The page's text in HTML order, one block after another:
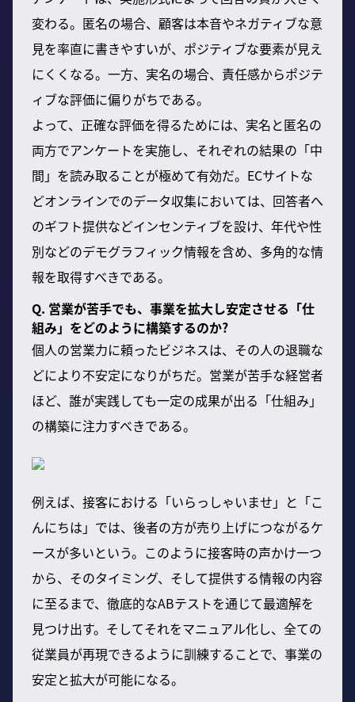
変わる。匿名の場合、顧客は本音やネガティブな意
見を率直に書きやすいが、ポジティブな要素が見え
にくくなる。一方、実名の場合、責任感からポジテ
ィブな評価に偏りがちである。
よって、正確な評価を得るためには、実名と匿名の
両方でアンケートを実施し、それぞれの結果の「中
間」を読み取ることが極めて有効だ。ECサイトな
どオンラインでのデータ収集においては、回答者へ
のギフト提供などインセンティブを設け、年代や性
別などのデモグラフィック情報を含め、多角的な情
報を取得すべきである。
Q. 営業が苦手でも、事業を拡大し安定させる「仕
組み」をどのように構築するのか?
個人の営業力に頼ったビジネスは、その人の退職な
どにより不安定になりがちだ。営業が苦手な経営者
ほど、誰が実践しても一定の成果が出る「仕組み」
の構築に注力すべきである。
例えば、接客における「いらっしゃいませ」と「こ
んにちは」では、後者の方が売り上げにつながるケ
ースが多いという。このように接客時の声かけ一つ
から、そのタイミング、そして提供する情報の内容
に至るまで、徹底的なABテストを通じて最適解を
見つけ出す。そしてそれをマニュアル化し、全ての
従業員が再現できるように訓練することで、事業の
安定と拡大が可能になる。